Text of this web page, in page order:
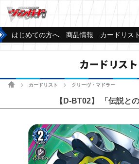
はじめての方へ 商品情報 カードリスト
カードリスト
ホームカードリスト クリーヴ・マドラー
【D-BT02】 「伝説との